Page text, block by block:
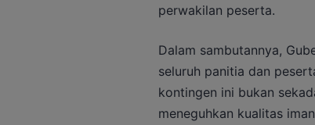
perwakilan peserta.
Dalam sambutannya,
seluruh panitia dan
kontingen ini bukan
meneguhkan kualitas